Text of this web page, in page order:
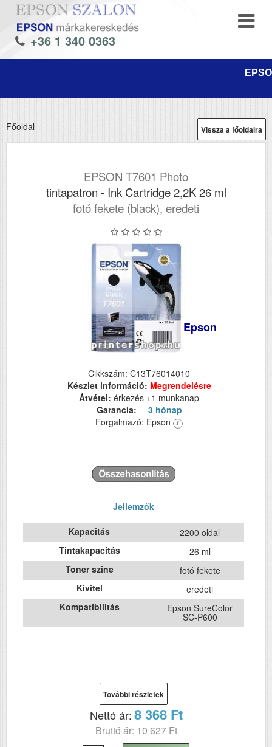
+36 1 340 0363
Vissza a főoldalra
Főoldal
EPSON T7601 Photo
tintapatron - Ink Cartridge 2,2K 26 ml
fotó fekete (black), eredeti
Epson
Cikkszám: C13T76014010
Készlet információ: Megrendelésre
Átvétel: érkezés +1 munkanap
Garancia:
3 hónap
Forgalmazó: Epson
Jellemzők
Kapacitás
2200 oldal
Tintakapacítás
26 ml
Toner szine
fotó fekete
Kivitel
eredeti
Kompatibilitás
Epson SureColor
SC-P600
További részletek
Nettó ár:8 368 Ft
Bruttó ár: 10 627 Ft